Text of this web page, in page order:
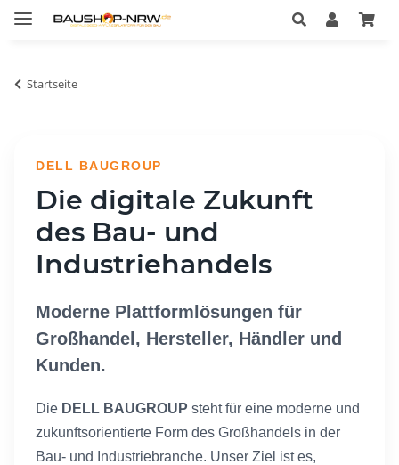
Startseite
DELL BAUGROUP
Die digitale Zukunft
des Bau- und
Industriehandels
Moderne Plattformlösungen für
Großhandel, Hersteller, Händler und
Kunden.
Die DELL BAUGROUP steht für eine moderne und
zukunftsorientierte Form des Großhandels in der
Bau- und Industriebranche. Unser Ziel ist es,